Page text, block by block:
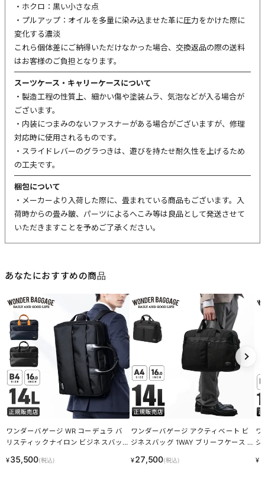
・ホクロ：黒い小さな点
・プルアップ：オイルを多量に染み込ませた革に圧力をかけた際に
変化する濃淡
これら個体差にご納得いただけなかった場合、交換返品の際の送料
はお客様のご負担となります。
スーツケース・キャリーケースについて
・製造工程の性質上、細かい傷や塗装ムラ、気泡などが入る場合が
ございます。
・内装につまみのないファスナーがある場合がございますが、修理
対応時に使用されるものです。
・スライドレバーのグラつきは、遊びを持たせ耐久性を上げるため
の工夫です。
梱包について
・メーカーより入荷した際に、畳まれている商品もございます。入
荷時からの畳み皺、パーツによるへこみ等は良品として発送させて
いただきますことを予めご了承ください。
あなたにおすすめの商品
ワンダーバゲージ WR コーデュラ バ
リスティックナイロン ビジネスバッ
R BAGGAGE ZWB-G-020 wbpc
¥35,500(税込)
ワンダーバゲージ アクティベート ビ
ジネスバッグ 1WAY ブリーフケース A
ロン WONDER BAGGAGE ACTIVATE
¥27,500(税込)
ジ
¥